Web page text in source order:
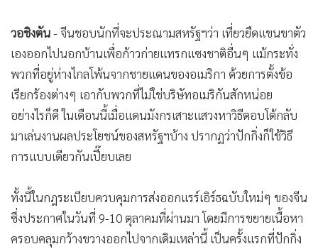
วอชิงตัน- จีนชอบนักที่จะประณามสหรัฐฯว่า เที่ยวยืดแขนขาตัว
เองออกไปนอกบ้านเพื่อก้าวก่ายแทรกแซงชาติอื่นๆ แม้กระทั่ง
พวกที่อยู่ห่างไกลโพ้นจากชายแดนของอเมริกา ด้วยการตั้งข้อ
เรียกร้องต่างๆ เอากับพวกที่ไม่ใช่บริษัทอเมริกันสักหน่อย
อย่างไรก็ดี ในเดือนนี้เมื่อแดนมังกรเสาะแสวงหาวิธีตอบโต้กลับ
มาเล่นงานผลประโยชน์ของสหรัฐฯบ้าง ปรากฏว่าปักกิ่งก็ใช้วิธี
การแบบเดียวกันเปี๊ยบเลย
ทั้งนี้ในกฎระเบียบควบคุมการส่งออกแรร์เอิร์ธฉบับใหม่ๆ ของจีน
ซึ่งประกาศในวันที่ 9-10 ตุลาคมที่ผ่านมา โดยมีการขยายเนื้อหา
ครอบคลุมกว้างขวางออกไปจากเดิมเหล่านี้ เป็นครั้งแรกที่ปักกิ่ง